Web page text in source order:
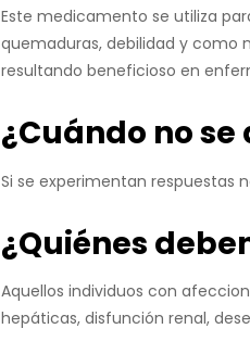
Este medicamento se utiliza
quemaduras, debilidad y como
resultando beneficioso en
¿Cuándo no
Si se experimentan respuestas
¿Quiénes
Aquellos individuos con
hepáticas, disfunción renal,